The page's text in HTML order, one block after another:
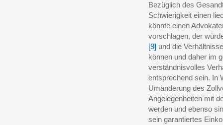
Bezüglich des
Schwierigkeit einen
könnte einen
vorschlagen, der
[9] und die
können und daher im
verständnisvolles
entsprechend sein. In
Umänderung des
Angelegenheiten mit
werden und ebenso
sein garantiertes